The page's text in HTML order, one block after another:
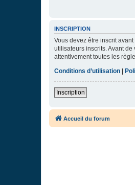
INSCRIPTION
Vous devez être inscrit
utilisateurs inscrits. Avant
attentivement toutes les
Conditions d’utilisation
Inscription
Accueil du forum